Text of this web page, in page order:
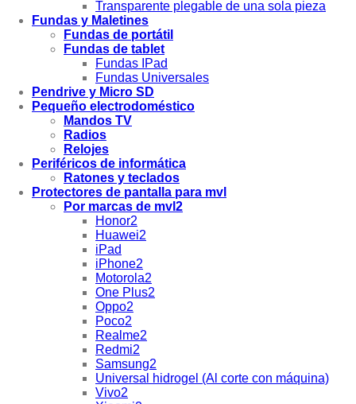
Transparente plegable de una sola pieza
Fundas y Maletines
Fundas de portátil
Fundas de tablet
Fundas IPad
Fundas Universales
Pendrive y Micro SD
Pequeño electrodoméstico
Mandos TV
Radios
Relojes
Periféricos de informática
Ratones y teclados
Protectores de pantalla para mvl
Por marcas de mvl2
Honor2
Huawei2
iPad
iPhone2
Motorola2
One Plus2
Oppo2
Poco2
Realme2
Redmi2
Samsung2
Universal hidrogel (Al corte con máquina)
Vivo2